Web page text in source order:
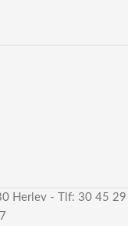
Herlev - Tlf: 30 45 29